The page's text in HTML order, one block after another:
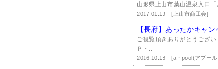
山形県上山市葉山温泉入口
2017.01.19[上山市商工会]
【長府】あったかキャ
ご観覧頂きありがとうござ
Ｐ・..
2016.10.18[a・pool(アプー